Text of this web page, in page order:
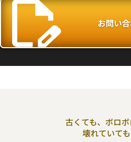
お問い
古くても、ボロボ
壊れていて